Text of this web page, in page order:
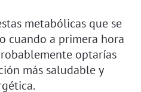
metabólicas que se
cuando a primera hora
optarías
más saludable y